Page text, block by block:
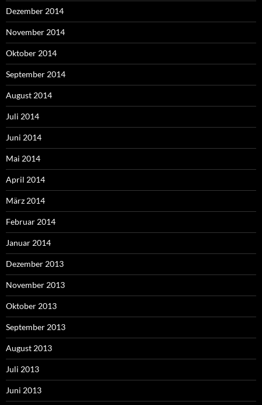
Dezember 2014
November 2014
Oktober 2014
September 2014
August 2014
Juli 2014
Juni 2014
Mai 2014
April 2014
März 2014
Februar 2014
Januar 2014
Dezember 2013
November 2013
Oktober 2013
September 2013
August 2013
Juli 2013
Juni 2013